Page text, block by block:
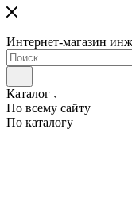
Интернет-магазин
Каталог
По всему сайту
По каталогу